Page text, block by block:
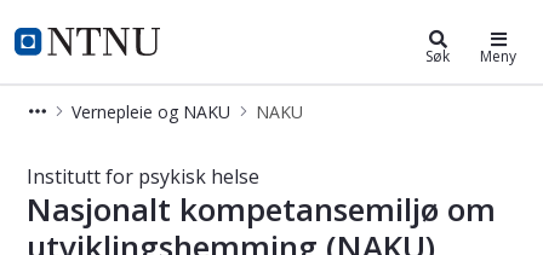
NTNU Hjemmeside
Institutt for psykisk helse Søk Meny
Vernepleie og NAKU NAKU
Institutt for psykisk helse
Nasjonalt kompetansemiljø om